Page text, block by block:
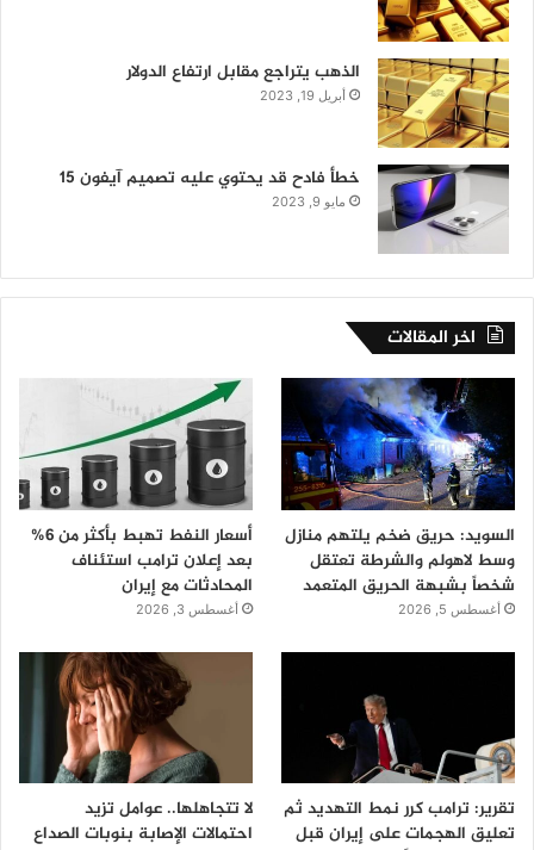
الذهب يتراجع مقابل ارتفاع الدولار
أبريل 19, 2023
خطأ فادح قد يحتوي عليه تصميم آيفون 15
مايو 9, 2023
اخر المقالات
السويد: حريق ضخم يلتهم منازل
وسط لاهولم والشرطة تعتقل
شخصاً بشبهة الحريق المتعمد
أغسطس 5, 2026
أسعار النفط تهبط بأكثر من 6%
بعد إعلان ترامب استئناف
المحادثات مع إيران
أغسطس 3, 2026
تقرير: ترامب كرر نمط التهديد ثم
تعليق الهجمات على إيران قبل
لا تتجاهلها.. عوامل تزيد
احتمالات الإصابة بنوبات الصداع